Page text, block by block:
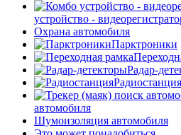
устройство -
Охрана автомобиля
Парктроники
Радар-
Радиостанция
автомобиля
Шумоизоляция автомобиля